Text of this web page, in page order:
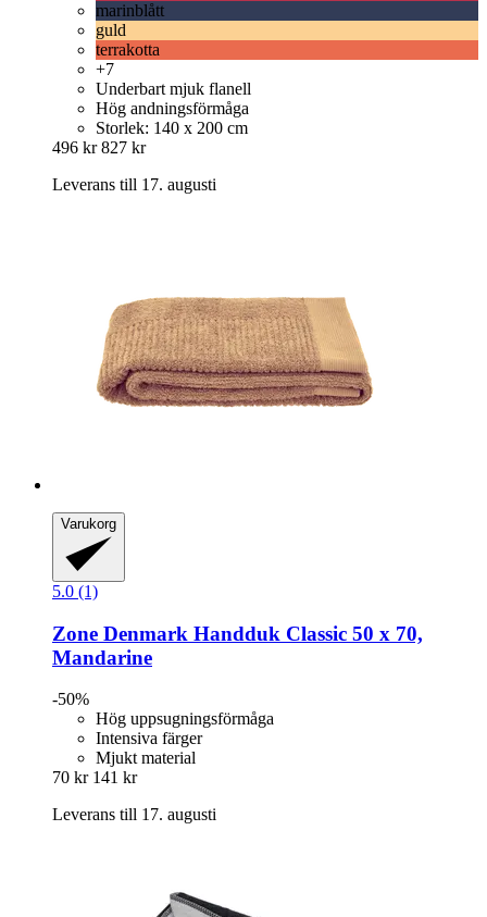
marinblått
guld
terrakotta
+7
Underbart mjuk flanell
Hög andningsförmåga
Storlek: 140 x 200 cm
496 kr 827 kr
Leverans till 17. augusti
Varukorg
5.0 (1)
Zone Denmark Handduk Classic 50 x 70,
Mandarine
-50%
Hög uppsugningsförmåga
Intensiva färger
Mjukt material
70 kr 141 kr
Leverans till 17. augusti